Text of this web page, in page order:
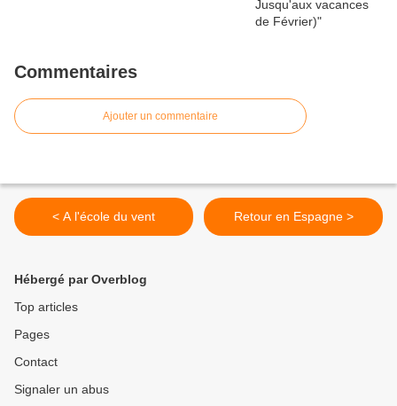
Commentaires
Ajouter un commentaire
< A l'école du vent Retour en Espagne >
Hébergé par Overblog
Top articles
Pages
Contact
Signaler un abus